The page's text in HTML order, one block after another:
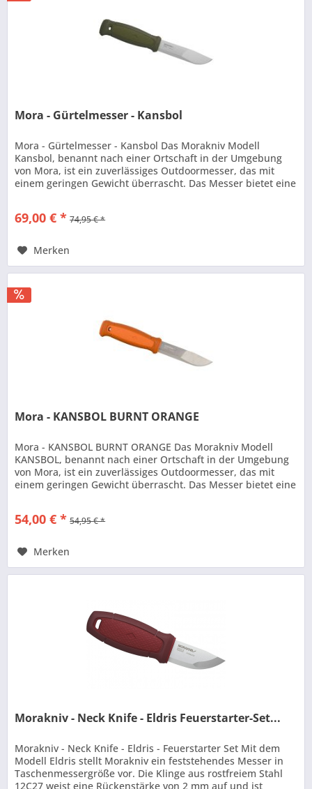
Mora - Gürtelmesser - Kansbol
Mora - Gürtelmesser - Kansbol Das Morakniv Modell
Kansbol, benannt nach einer Ortschaft in der Umgebung
von Mora, ist ein zuverlässiges Outdoormesser, das mit
einem geringen Gewicht überrascht. Das Messer bietet eine
69,00 € * 74,95 € *
Merken
Mora - KANSBOL BURNT ORANGE
Mora - KANSBOL BURNT ORANGE Das Morakniv Modell
KANSBOL, benannt nach einer Ortschaft in der Umgebung
von Mora, ist ein zuverlässiges Outdoormesser, das mit
einem geringen Gewicht überrascht. Das Messer bietet eine
54,00 € * 54,95 € *
Merken
Morakniv - Neck Knife - Eldris Feuerstarter-Set...
Morakniv - Neck Knife - Eldris - Feuerstarter Set Mit dem
Modell Eldris stellt Morakniv ein feststehendes Messer in
Taschenmessergröße vor. Die Klinge aus rostfreiem Stahl
12C27 weist eine Rückenstärke von 2 mm auf und ist